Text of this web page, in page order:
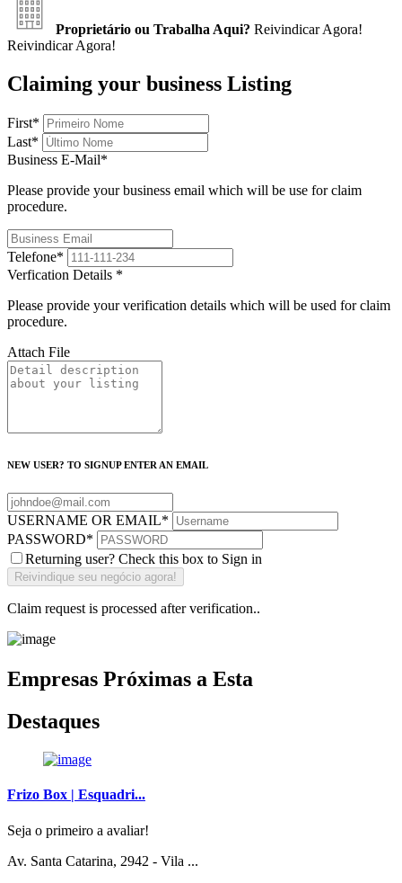
Proprietário ou Trabalha Aqui? Reivindicar Agora!
Reivindicar Agora!
Claiming your business Listing
First*
Last*
Business E-Mail*
Please provide your business email which will be use for claim
procedure.
Telefone*
Verfication Details *
Please provide your verification details which will be used for claim
procedure.
Attach File
NEW USER? TO SIGNUP ENTER AN EMAIL
USERNAME OR EMAIL*
PASSWORD*
Returning user? Check this box to Sign in
Claim request is processed after verification..
Empresas Próximas a Esta
Destaques
Frizo Box | Esquadri...
Seja o primeiro a avaliar!
Av. Santa Catarina, 2942 - Vila ...